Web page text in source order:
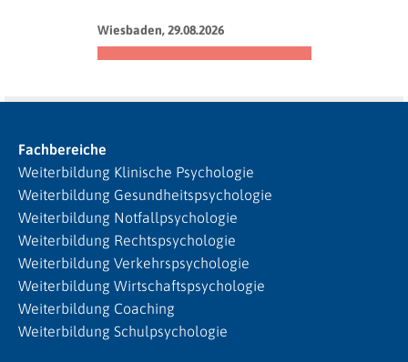
Wiesbaden, 29.08.2026
Fachbereiche
Weiterbildung Klinische Psychologie
Weiterbildung Gesundheitspsychologie
Weiterbildung Notfallpsychologie
Weiterbildung Rechtspsychologie
Weiterbildung Verkehrspsychologie
Weiterbildung Wirtschaftspsychologie
Weiterbildung Coaching
Weiterbildung Schulpsychologie